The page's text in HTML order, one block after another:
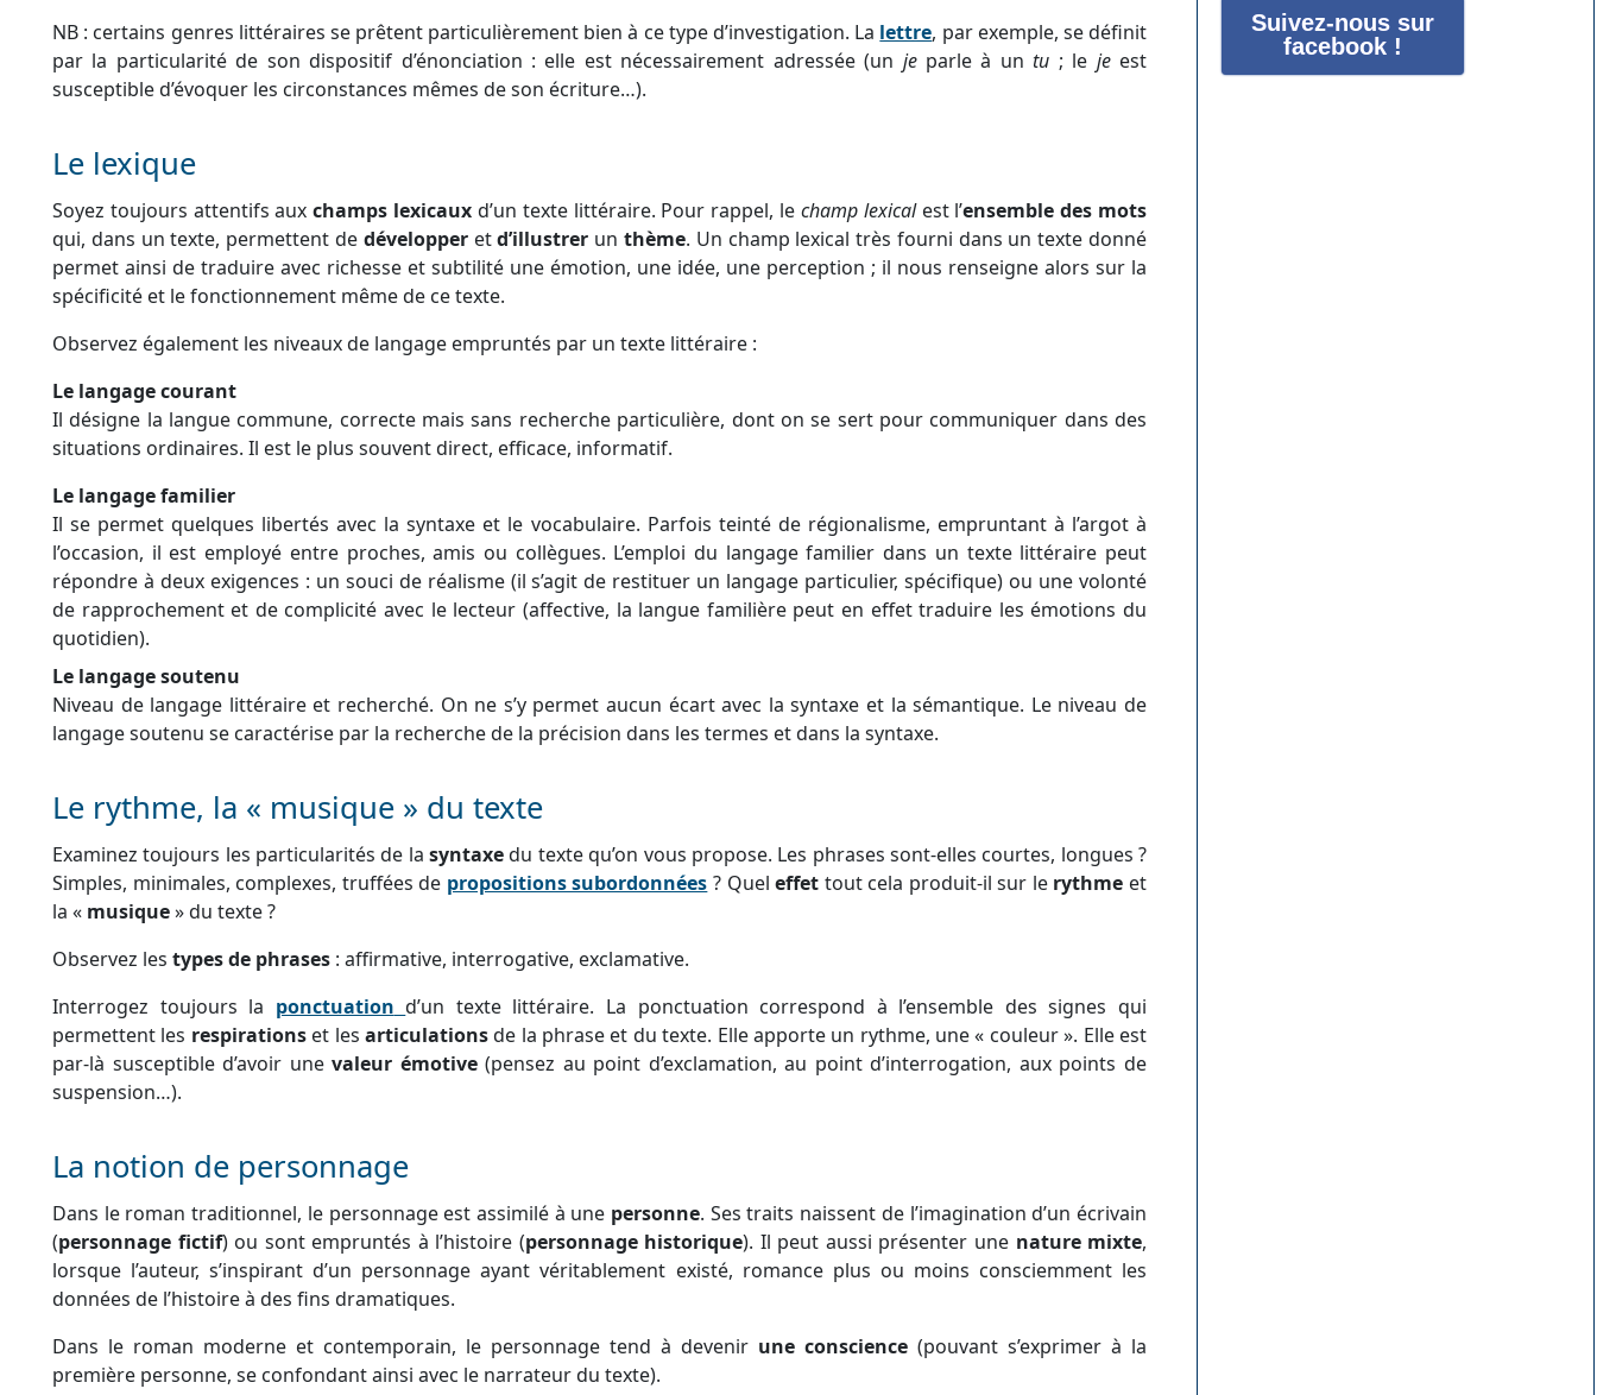
NB : certains genres littéraires se prêtent particulièrement bien à ce type d’investigation. La lettre, par exemple, se définit
par la particularité de son dispositif d’énonciation : elle est nécessairement adressée (un jeparle à untu ; le jeest
susceptible d’évoquer les circonstances mêmes de son écriture…).
Le lexique
Soyez toujours attentifs auxchamps lexicaux d’un texte littéraire. Pour rappel, le champ lexicalest l’ensemble des mots
qui, dans un texte, permettent de développeretd’illustrer un thème. Un champ lexical très fourni dans un texte donné
permet ainsi de traduire avec richesse et subtilité une émotion, une idée, une perception ; il nous renseigne alors sur la
spécificité et le fonctionnement même de ce texte.
Observez également les niveaux de langage empruntés par un texte littéraire :
Le langage courant
Il désigne la langue commune, correcte mais sans recherche particulière, dont on se sert pour communiquer dans des
situations ordinaires. Il est le plus souvent direct, efficace, informatif.
Le langage familier
Il se permet quelques libertés avec la syntaxe et le vocabulaire. Parfois teinté de régionalisme, empruntant à l’argot à
l’occasion, il est employé entre proches, amis ou collègues. L’emploi du langage familier dans un texte littéraire peut
répondre à deux exigences : un souci de réalisme (il s’agit de restituer un langage particulier, spécifique) ou une volonté
de rapprochement et de complicité avec le lecteur (affective, la langue familière peut en effet traduire les émotions du
quotidien).
Le langage soutenu
Niveau de langage littéraire et recherché. On ne s’y permet aucun écart avec la syntaxe et la sémantique. Le niveau de
langage soutenu se caractérise par la recherche de la précision dans les termes et dans la syntaxe.
Le rythme, la « musique » du texte
Examinez toujours les particularités de lasyntaxedu texte qu’on vous propose. Les phrases sont-elles courtes, longues ?
Simples, minimales, complexes, truffées de propositions subordonnées ? Queleffet tout cela produit-il sur le rythme et
la « musique» du texte ?
Observez les types de phrases : affirmative, interrogative, exclamative.
Interrogez toujours la ponctuation d’un texte littéraire. La ponctuation correspond à l’ensemble des signes qui
permettent les respirationset les articulationsde la phrase et du texte. Elle apporte un rythme, une « couleur ». Elle est
par-là susceptible d’avoir unevaleur émotive(pensez au point d’exclamation, au point d’interrogation, aux points de
suspension…).
La notion de personnage
Dans le roman traditionnel, le personnage est assimilé à une personne. Ses traits naissent de l’imagination d’un écrivain
(personnage fictif) ou sont empruntés à l’histoire (personnage historique). Il peut aussi présenter une nature mixte,
lorsque l’auteur, s’inspirant d’un personnage ayant véritablement existé, romance plus ou moins consciemment les
données de l’histoire à des fins dramatiques.
Dans le roman moderne et contemporain, le personnage tend à devenir une conscience (pouvant s’exprimer à la
première personne, se confondant ainsi avec le narrateur du texte).
Suivez-nous sur
facebook !